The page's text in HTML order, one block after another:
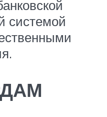
системой